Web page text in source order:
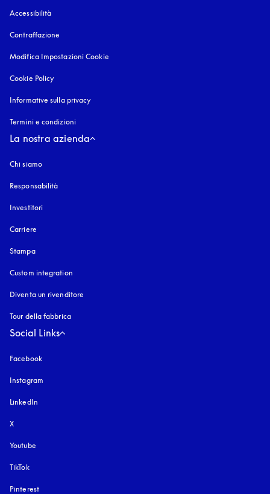
Accessibilità
Contraffazione
Modifica Impostazioni Cookie
Cookie Policy
Informative sulla privacy
Termini e condizioni
La nostra azienda
Chi siamo
Responsabilità
Investitori
Carriere
Stampa
Custom integration
Diventa un rivenditore
Tour della fabbrica
Social Links
Facebook
Instagram
LinkedIn
X
Youtube
TikTok
Pinterest